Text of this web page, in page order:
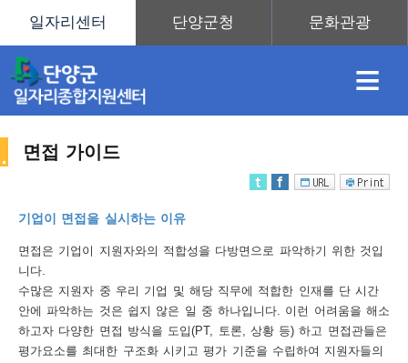
≡
용
정
재
정
업
훈
업
도
터
안
면접 가이드
기업이 면접을 실시하는 이유
면접은 기업이 지원자와의 적합성을 다방면으로 파악하기 위한 것입
니다.
수많은 지원자 중 우리 기업 및 해당 직무에 적합한 인재를 단 시간
안에 파악하는 것은 쉽지 않은 일 중 하나입니다. 이런 어려움을 해소
하고자 다양한 면접 방식을 도입(PT, 토론, 상황 등) 하고 면접관들은
평가요소를 최대한 구조화 시키고 평가 기준을 수립하여 지원자들의
취